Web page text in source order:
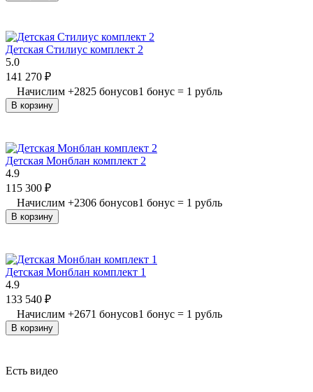
Детская Стилиус комплект 2
5.0
141 270 ₽
Начислим +2825 бонусов1 бонус = 1 рубль
В корзину
Детская Монблан комплект 2
4.9
115 300 ₽
Начислим +2306 бонусов1 бонус = 1 рубль
В корзину
Детская Монблан комплект 1
4.9
133 540 ₽
Начислим +2671 бонусов1 бонус = 1 рубль
В корзину
Есть видео